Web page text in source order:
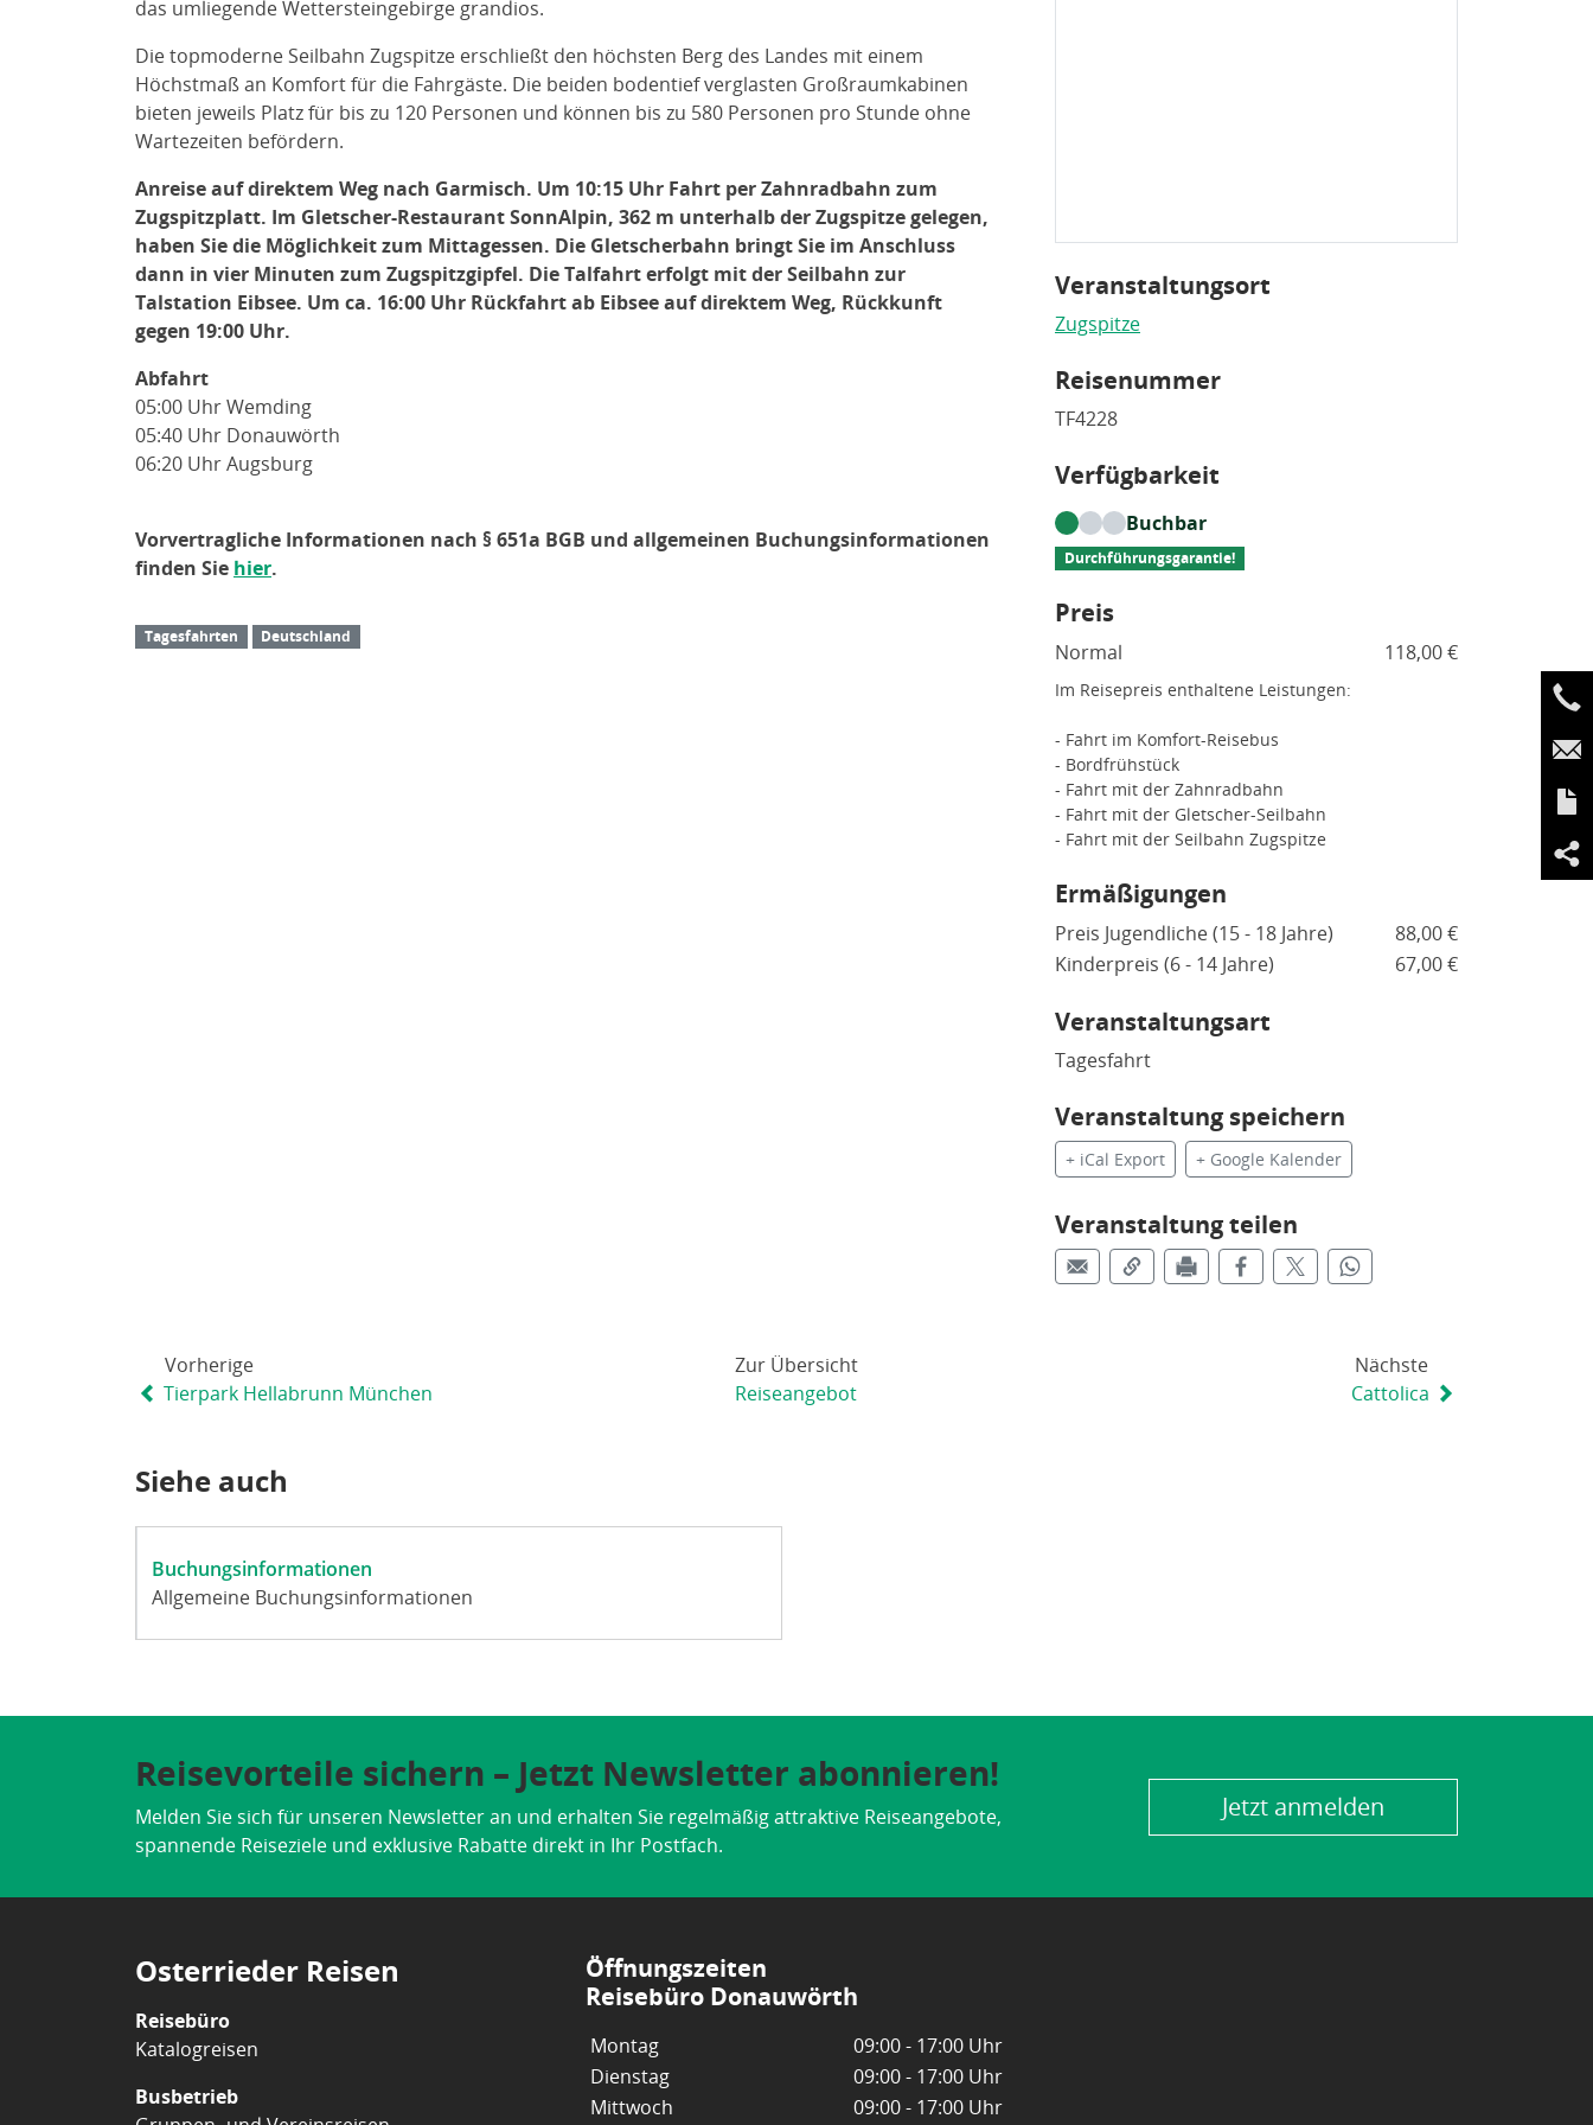
das umliegende Wettersteingebirge grandios.
Die topmoderne Seilbahn Zugspitze erschließt den höchsten Berg des Landes mit einem
Höchstmaß an Komfort für die Fahrgäste. Die beiden bodentief verglasten Großraumkabinen
bieten jeweils Platz für bis zu 120 Personen und können bis zu 580 Personen pro Stunde ohne
Wartezeiten befördern.
Anreise auf direktem Weg nach Garmisch. Um 10:15 Uhr Fahrt per Zahnradbahn zum
Zugspitzplatt. Im Gletscher-Restaurant SonnAlpin, 362 m unterhalb der Zugspitze gelegen,
haben Sie die Möglichkeit zum Mittagessen. Die Gletscherbahn bringt Sie im Anschluss
dann in vier Minuten zum Zugspitzgipfel. Die Talfahrt erfolgt mit der Seilbahn zur
Talstation Eibsee. Um ca. 16:00 Uhr Rückfahrt ab Eibsee auf direktem Weg, Rückkunft
gegen 19:00 Uhr.
Abfahrt
05:00 Uhr Wemding
05:40 Uhr Donauwörth
06:20 Uhr Augsburg
Vorvertragliche Informationen nach § 651a BGB und allgemeinen Buchungsinformationen
finden Sie hier.
Tagesfahrten Deutschland
Veranstaltungsort
Zugspitze
Reisenummer
TF4228
Verfügbarkeit
Buchbar
Durchführungsgarantie!
Preis
Normal 118,00 €
Im Reisepreis enthaltene Leistungen:
- Fahrt im Komfort-Reisebus
- Bordfrühstück
- Fahrt mit der Zahnradbahn
- Fahrt mit der Gletscher-Seilbahn
- Fahrt mit der Seilbahn Zugspitze
Ermäßigungen
Preis Jugendliche (15 - 18 Jahre)
88,00 €
Kinderpreis (6 - 14 Jahre)
67,00 €
Veranstaltungsart
Tagesfahrt
Veranstaltung speichern
+ iCal Export + Google Kalender
Veranstaltung teilen
Vorherige
Tierpark Hellabrunn München
Zur Übersicht
Reiseangebot
Nächste
Cattolica
Siehe auch
Buchungsinformationen
Allgemeine Buchungsinformationen
Reisevorteile sichern – Jetzt Newsletter abonnieren!
Melden Sie sich für unseren Newsletter an und erhalten Sie regelmäßig attraktive Reiseangebote,
spannende Reiseziele und exklusive Rabatte direkt in Ihr Postfach.
Jetzt anmelden
Osterrieder Reisen
Reisebüro
Katalogreisen
Busbetrieb
Öffnungszeiten
Reisebüro Donauwörth
Montag
09:00 - 17:00 Uhr
Dienstag
09:00 - 17:00 Uhr
Mittwoch
09:00 - 17:00 Uhr